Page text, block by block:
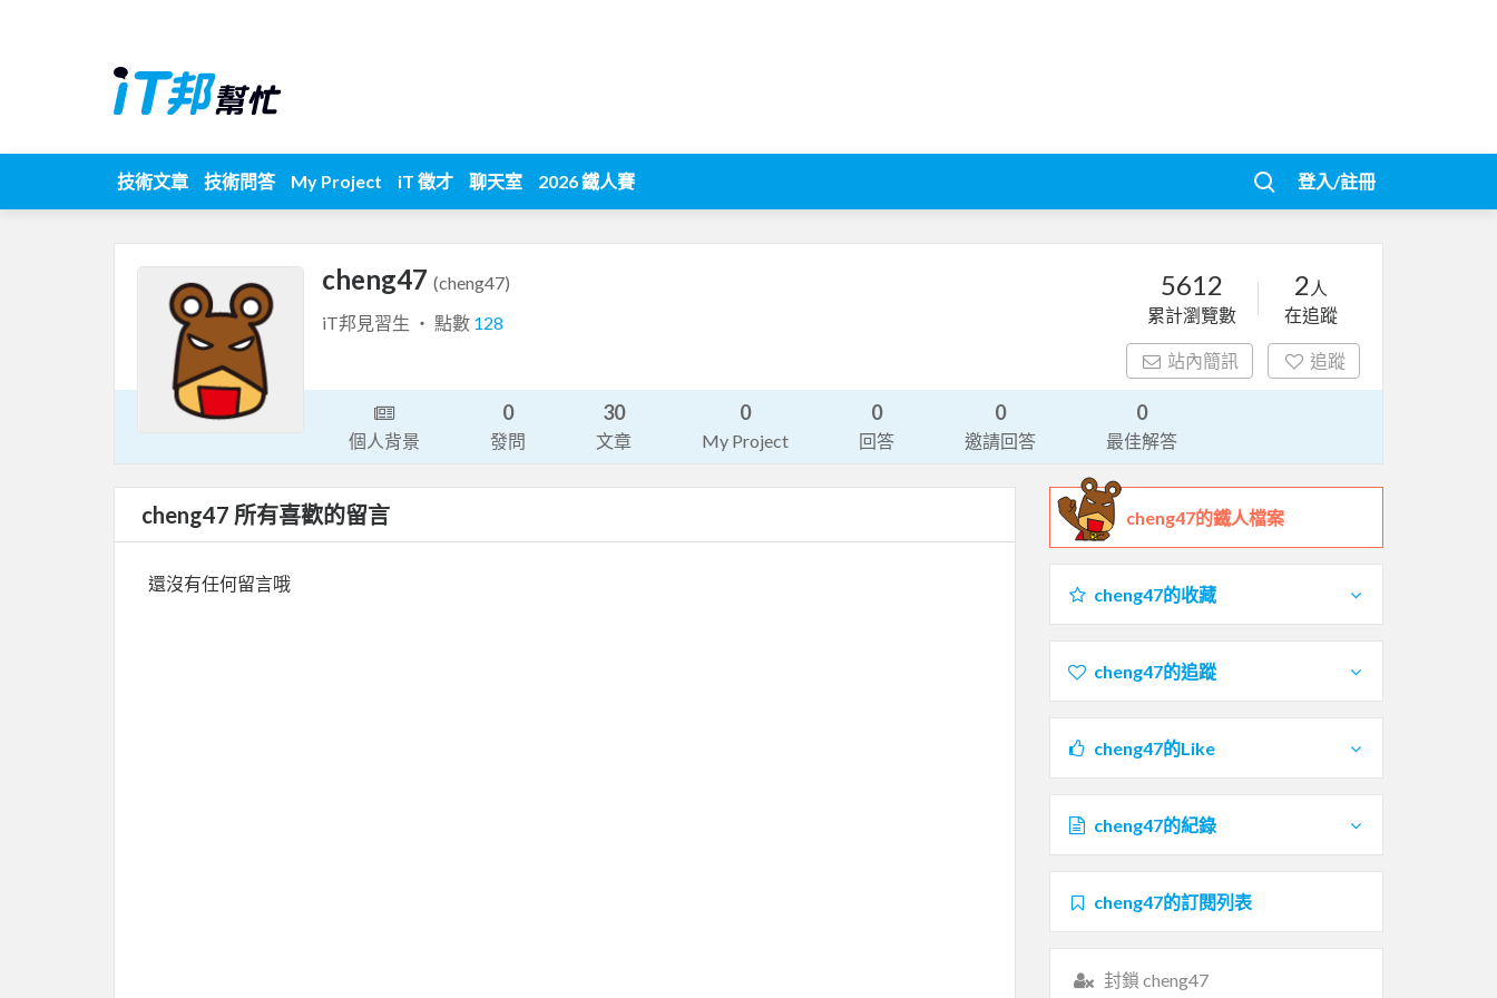
技術文章 技術問答 My Project iT 徵才 聊天室 2026 鐵人賽 登入/註冊
cheng47 (cheng47)
iT邦見習生 ‧ 點數 128
5612
累計瀏覽數
2 人
在追蹤
站內簡訊 追蹤
個人背景
0
發問
30
文章
0
My Project
0
回答
0
邀請回答
0
最佳解答
cheng47 所有喜歡的留言
還沒有任何留言哦
cheng47的鐵人檔案
cheng47的收藏
cheng47的追蹤
cheng47的Like
cheng47的紀錄
cheng47的訂閱列表
封鎖 cheng47